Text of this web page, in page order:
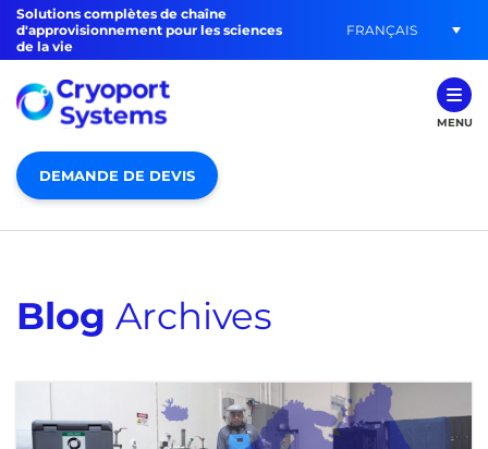
Solutions complètes de chaîne
d'approvisionnement pour les sciences
de la vie
FRANÇAIS
MENU
DEMANDE DE DEVIS
Blog Archives